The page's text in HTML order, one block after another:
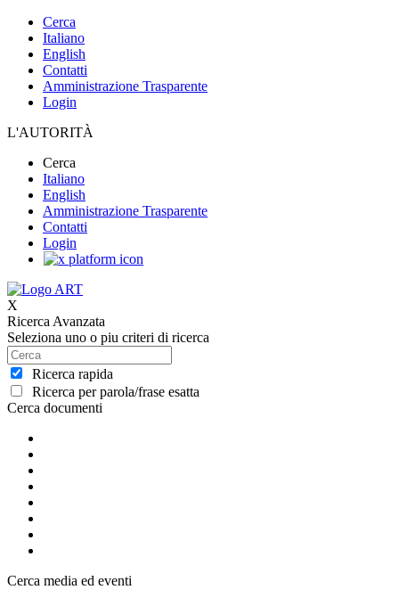
Cerca
Italiano
English
Contatti
Amministrazione Trasparente
Login
L'AUTORITÀ
Cerca
Italiano
English
Amministrazione Trasparente
Contatti
Login
X
Ricerca Avanzata
Seleziona uno o piu criteri di ricerca
Ricerca rapida
Ricerca per parola/frase esatta
Cerca documenti
Cerca media ed eventi